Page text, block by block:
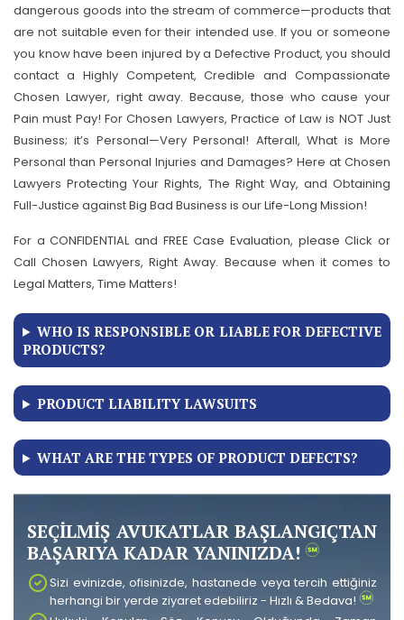
dangerous goods into the stream of commerce—products that
are not suitable even for their intended use. If you or someone
you know have been injured by a Defective Product, you should
contact a Highly Competent, Credible and Compassionate
Chosen Lawyer, right away. Because, those who cause your
Pain must Pay! For Chosen Lawyers, Practice of Law is NOT Just
Business; it’s Personal—Very Personal! Afterall, What is More
Personal than Personal Injuries and Damages? Here at Chosen
Lawyers Protecting Your Rights, The Right Way, and Obtaining
Full-Justice against Big Bad Business is our Life-Long Mission!
For a CONFIDENTIAL and FREE Case Evaluation, please Click or
Call Chosen Lawyers, Right Away. Because when it comes to
Legal Matters, Time Matters!
WHO IS RESPONSIBLE OR LIABLE FOR DEFECTIVE
PRODUCTS?
PRODUCT LIABILITY LAWSUITS
WHAT ARE THE TYPES OF PRODUCT DEFECTS?
SEÇİLMİŞ AVUKATLAR BAŞLANGIÇTAN
BAŞARIYA KADAR YANINIZDA!
Sizi evinizde, ofisinizde, hastanede veya tercih ettiğiniz
herhangi bir yerde ziyaret edebiliriz - Hızlı & Bedava!